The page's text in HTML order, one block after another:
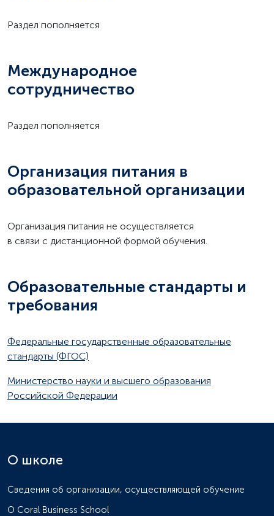
Раздел пополняется
Международное
сотрудничество
Раздел пополняется
Организация питания в
образовательной организации
Организация питания не осуществляется
в связи с дистанционной формой обучения.
Образовательные стандарты и
требования
Федеральные государственные образовательные
стандарты (ФГОС)
Министерство науки и высшего образования
Российской Федерации
О школе
Сведения об организации, осуществляющей обучение
О Coral Business School